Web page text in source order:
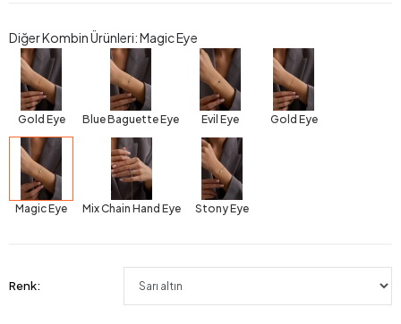
Diğer Kombin Ürünleri: Magic Eye
Gold Eye Blue Baguette Eye Evil Eye Gold Eye
Magic Eye Mix Chain Hand Eye Stony Eye
Renk: